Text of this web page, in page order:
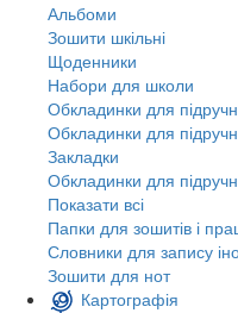
Альбоми
Зошити шкільні
Щоденники
Набори для школи
Обкладинки для
Обкладинки для
Закладки
Обкладинки для
Показати всі
Папки для зошитів і
Словники для запису
Зошити для нот
Картографія